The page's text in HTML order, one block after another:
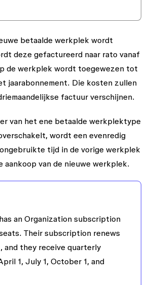
betaalde werkplek wordt
deze gefactureerd naar rato vanaf
de werkplek wordt toegewezen tot
jaarabonnement. Die kosten zullen
factuur verschijnen.
van het ene betaalde werkplektype
wordt een evenredig
tijd in de vorige werkplek
aankoop van de nieuwe werkplek.
an Organization subscription
Their subscription renews
and they receive quarterly
1, July 1, October 1, and